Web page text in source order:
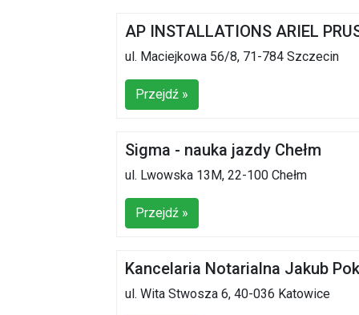
AP INSTALLATIONS ARIEL
ul. Maciejkowa 56/8, 71-784 Szczecin
Przejdź »
Sigma - nauka jazdy Chełm
ul. Lwowska 13M, 22-100 Chełm
Przejdź »
Kancelaria Notarialna Jakub
ul. Wita Stwosza 6, 40-036 Katowice